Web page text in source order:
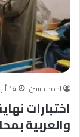
احمد حسين 14 أبريل، 2026
اختبارات
والعربية